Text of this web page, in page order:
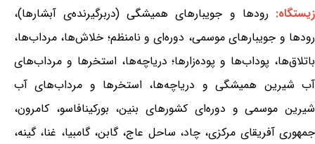
زیستگاه: رودها و جویبارهای همیشگی (دربرگیرنده‌ی آبشارها)،
رودها و جویبارهای موسمی، دوره‌ای و نامنظم؛ خلاش‌ها، مرداب‌ها،
باتلاق‌ها، پوداب‌ها و پوده‌زارها؛ دریاچه‌ها، استخرها و مرداب‌های
آب شیرین همیشگی و دریاچه‌ها، استخرها و مرداب‌های آب
شیرین موسمی و دوره‌ای کشورهای بنین، بورکینافاسو، کامرون،
جمهوری آفریقای مرکزی، چاد، ساحل عاج، گابن، گامبیا، غنا، گینه،